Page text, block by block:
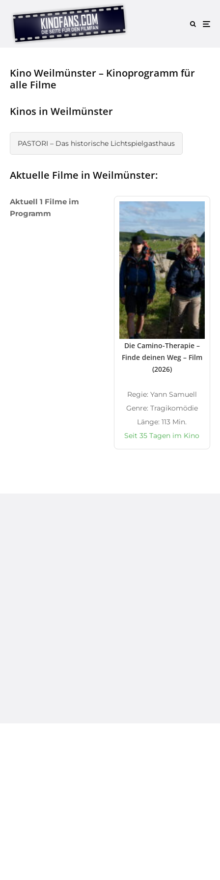
Kino Weilmünster – Kinoprogramm für
alle Filme
Kinos in Weilmünster
PASTORI – Das historische Lichtspielgasthaus
Aktuelle Filme in Weilmünster:
Aktuell 1 Filme im
Programm
Die Camino-Therapie –
Finde deinen Weg – Film
(2026)
Regie: Yann Samuell
Genre: Tragikomödie
Länge: 113 Min.
Seit 35 Tagen im Kino